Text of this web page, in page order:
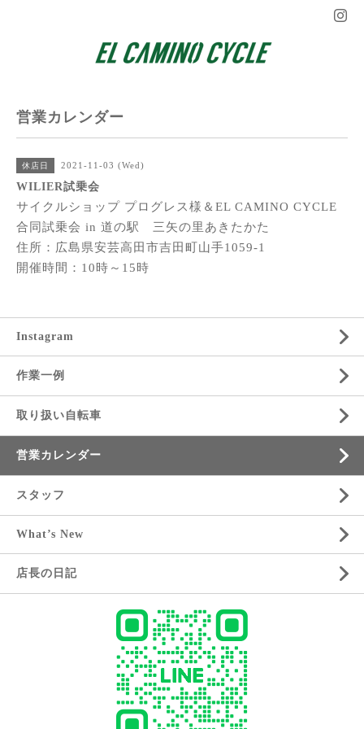
営業カレンダー
休店日 2021-11-03 (Wed)
WILIER試乗会
サイクルショップ プログレス様＆EL CAMINO CYCLE
合同試乗会 in 道の駅 三矢の里あきたかた
住所：広島県安芸高田市吉田町山手1059-1
開催時間：10時～15時
Instagram
作業一例
取り扱い自転車
営業カレンダー
スタッフ
What’s New
店長の日記